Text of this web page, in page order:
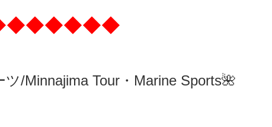
ツ/Minnajima Tour・Marine Sports🌺